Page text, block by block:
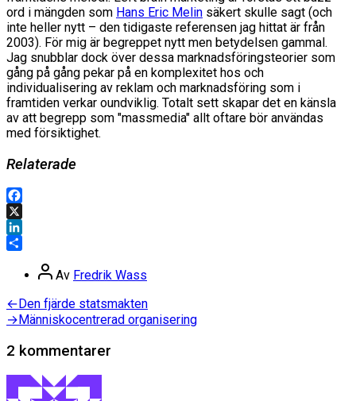
ord i mängden som Hans Eric Melin säkert skulle sagt (och
inte heller nytt – den tidigaste referensen jag hittat är från
2003). För mig är begreppet nytt men betydelsen gammal.
Jag snubblar dock över dessa marknadsföringsteorier som
gång på gång pekar på en komplexitet hos och
individualisering av reklam och marknadsföring som i
framtiden verkar oundviklig. Totalt sett skapar det en känsla
av att begrepp som "massmedia" allt oftare bör användas
med försiktighet.
Relaterade
Facebook
X
LinkedIn
Inläggsförfattare
Av Fredrik Wass
Inläggsnavigering
←Föregående
inlägg:
Den fjärde statsmakten
→Nästa
Människocentrerad organisering
2 kommentarer